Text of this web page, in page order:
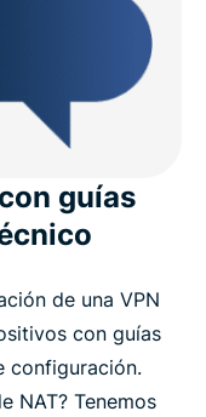
guías
de una VPN
con guías
configuración.
NAT? Tenemos